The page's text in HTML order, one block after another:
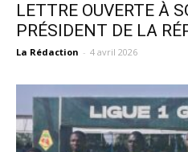
LETTRE OUVERTE À
PRÉSIDENT DE LA
La Rédaction - 4 avril 2026